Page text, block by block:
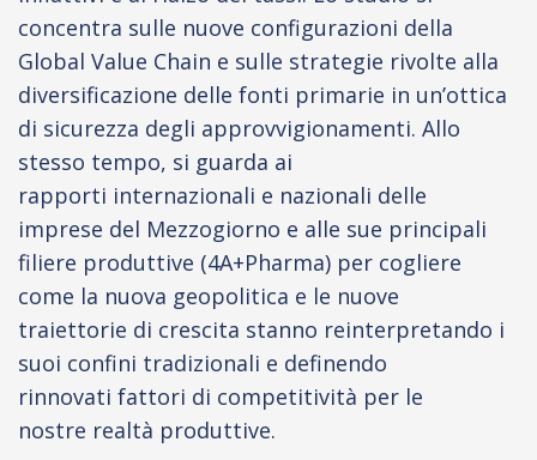
concentra sulle nuove configurazioni della
Global Value Chain e sulle strategie rivolte alla
diversificazione delle fonti primarie in un’ottica
di sicurezza degli approvvigionamenti. Allo
stesso tempo, si guarda ai
rapporti internazionali e nazionali delle
imprese del Mezzogiorno e alle sue principali
filiere produttive (4A+Pharma) per cogliere
come la nuova geopolitica e le nuove
traiettorie di crescita stanno reinterpretando i
suoi confini tradizionali e definendo
rinnovati fattori di competitività per le
nostre realtà produttive.